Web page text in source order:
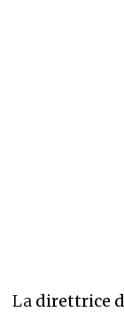
La direttrice